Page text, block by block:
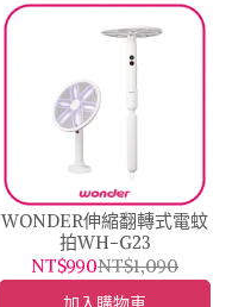
WONDER伸縮翻轉式電蚊
拍WH-G23
NT$990NT$1,090